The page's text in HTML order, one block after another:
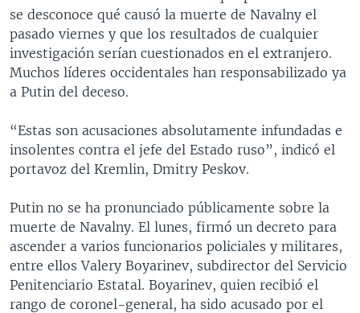
se desconoce qué causó la muerte de Navalny el
pasado viernes y que los resultados de cualquier
investigación serían cuestionados en el extranjero.
Muchos líderes occidentales han responsabilizado ya
a Putin del deceso.
“Estas son acusaciones absolutamente infundadas e
insolentes contra el jefe del Estado ruso”, indicó el
portavoz del Kremlin, Dmitry Peskov.
Putin no se ha pronunciado públicamente sobre la
muerte de Navalny. El lunes, firmó un decreto para
ascender a varios funcionarios policiales y militares,
entre ellos Valery Boyarinev, subdirector del Servicio
Penitenciario Estatal. Boyarinev, quien recibió el
rango de coronel-general, ha sido acusado por el